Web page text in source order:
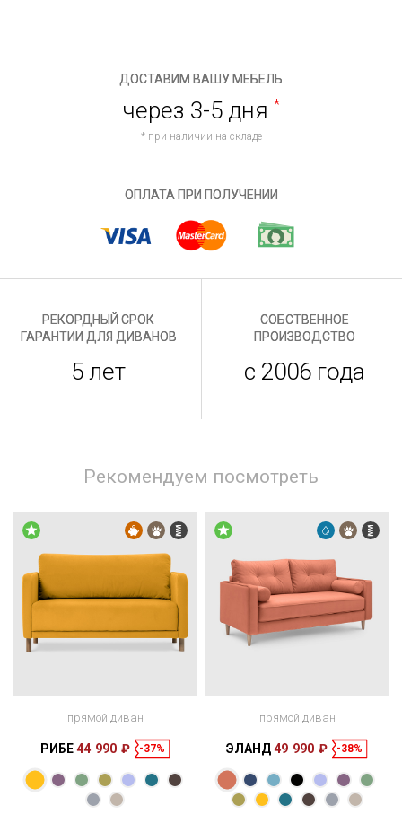
ДОСТАВИМ ВАШУ МЕБЕЛЬ
через 3-5 дня *
* при наличии на складе
ОПЛАТА ПРИ ПОЛУЧЕНИИ
РЕКОРДНЫЙ СРОК
ГАРАНТИИ ДЛЯ ДИВАНОВ
5 лет
СОБСТВЕННОЕ
ПРОИЗВОДСТВО
с 2006 года
Рекомендуем посмотреть
Размеры
Спальное
прямой диван
РИБЕ44 990 ₽ -37%
Размеры
Спальное
прямой диван
ЭЛАНД49 990 ₽ -38%